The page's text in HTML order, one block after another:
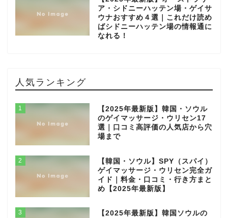
ア・シドニーハッテン場・ゲイサ
ウナおすすめ４選｜これだけ読め
ばシドニーハッテン場の情報通に
なれる！
人気ランキング
1
【2025年最新版】韓国・ソウル
のゲイマッサージ・ウリセン17
選｜口コミ高評価の人気店から穴
場まで
2
【韓国・ソウル】SPY（スパイ）
ゲイマッサージ・ウリセン完全ガ
イド｜料金・口コミ・行き方まと
め【2025年最新版】
3
【2025年最新版】韓国ソウルの